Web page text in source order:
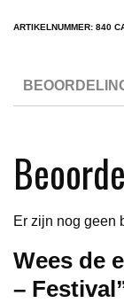
aantal
ARTIKELNUMMER: 840
Er zijn nog geen
Wees de
–